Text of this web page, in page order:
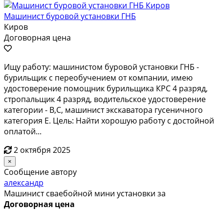
Машинист буровой установки ГНБ
Киров
Договорная цена
Ищу работу: машинистом буровой установки ГНБ -
бурильщик с переобучением от компании, имею
удостоверение помощник бурильщика КРС 4 разряд,
стропальщик 4 разряд, водительское удостоверение
категории - B,C, машинист экскаватора гусеничного
категория Е. Цель: Найти хорошую работу с достойной
оплатой...
2 октября 2025
×
Сообщение автору
александр
Машинист сваебойной мини установки за
Договорная цена